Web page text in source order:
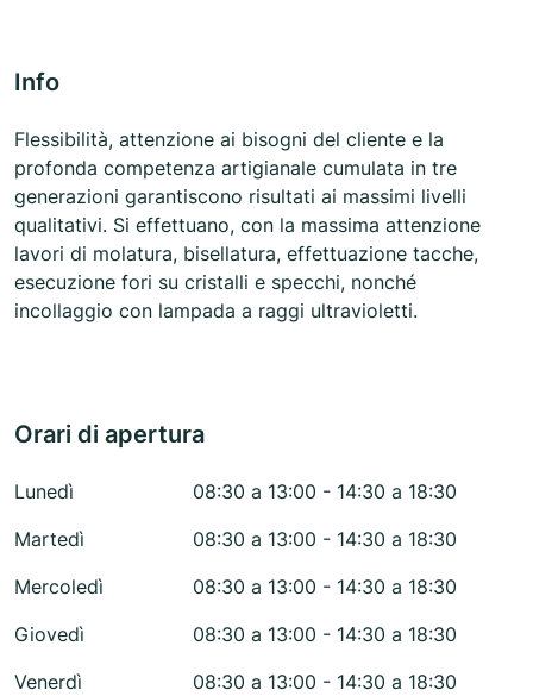
Info
Flessibilità, attenzione ai bisogni del cliente e la
profonda competenza artigianale cumulata in tre
generazioni garantiscono risultati ai massimi livelli
qualitativi. Si effettuano, con la massima attenzione
lavori di molatura, bisellatura, effettuazione tacche,
esecuzione fori su cristalli e specchi, nonché
incollaggio con lampada a raggi ultravioletti.
Orari di apertura
Lunedì
08:30 a 13:00 - 14:30 a 18:30
Martedì
08:30 a 13:00 - 14:30 a 18:30
Mercoledì
08:30 a 13:00 - 14:30 a 18:30
Giovedì
08:30 a 13:00 - 14:30 a 18:30
Venerdì
08:30 a 13:00 - 14:30 a 18:30